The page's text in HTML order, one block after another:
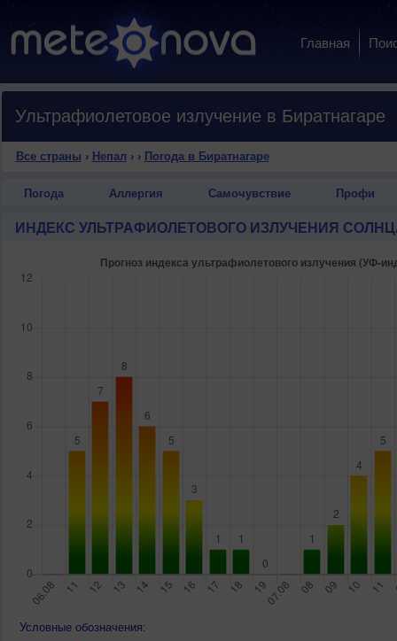
Главная
Ультрафиолетовое излучение в Биратнагаре
Все страны › Непал › › Погода в Биратнагаре
Погода Аллергия Самочувствие Профи
ИНДЕКС УЛЬТРАФИОЛЕТОВОГО ИЗЛУЧЕНИЯ
Условные обозначения: